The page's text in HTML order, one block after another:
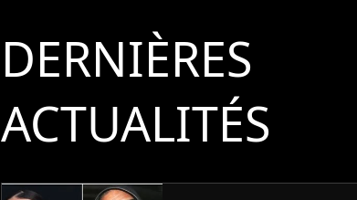
DERNIÈRES
ACTUALITÉS